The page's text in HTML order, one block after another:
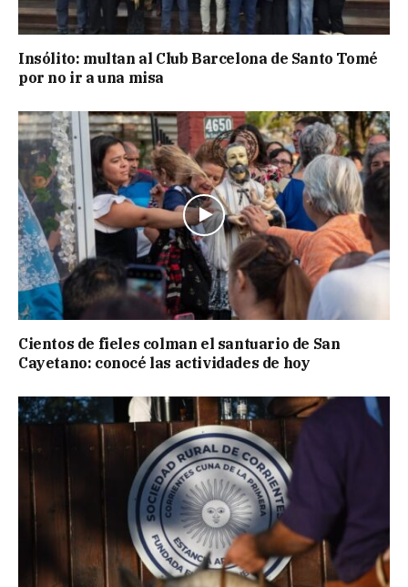
Insólito: multan al Club Barcelona de Santo Tomé
por no ir a una misa
Cientos de fieles colman el santuario de San
Cayetano: conocé las actividades de hoy